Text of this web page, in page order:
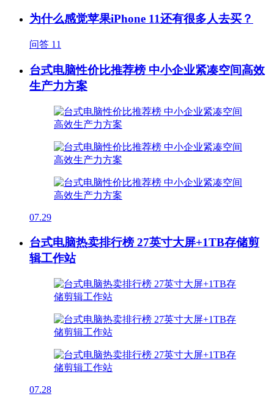
为什么感觉苹果iPhone 11还有很多人去买？
问答 11
台式电脑性价比推荐榜 中小企业紧凑空间高效
生产力方案
07.29
台式电脑热卖排行榜 27英寸大屏+1TB存储剪
辑工作站
07.28